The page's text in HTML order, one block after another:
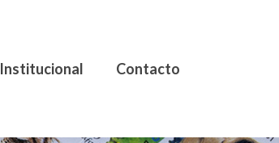
Institucional Contacto